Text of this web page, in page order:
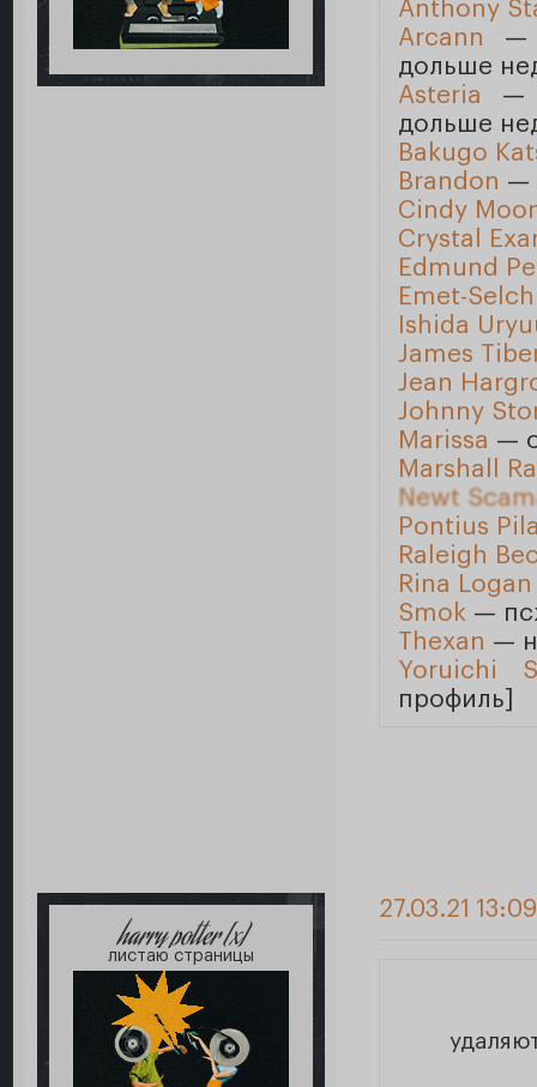
Anthony
Arcann —
дольше
Asteria —
дольше
Bakugo
Brandon —
Cindy
Crystal
Edmund
Emet-Selch
Ishida
James
Jean
Johnny
Marissa —
Marshall
Newt
Pontius
Raleigh
Rina Logan
Smok —
Thexan —
Yoruichi
профиль]
harry potter [x]
листаю страницы
27.03.21